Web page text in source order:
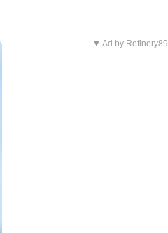
▼ Ad by Refinery89